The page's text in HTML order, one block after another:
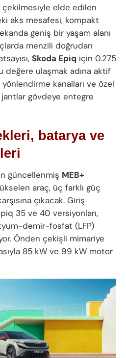
çekilmesiyle elde edilen
aks mesafesi, kompakt
geniş bir yaşam alanı
menzili doğrudan
Skoda Epiq için 0.275
değere ulaşmak adına aktif
yönlendirme kanalları ve özel
jantlar gövdeye entegre
batarya ve
güncellenmiş MEB+
araç, üç farklı güç
çıkacak. Giriş
35 ve 40 versiyonları,
demir-fosfat (LFP)
Önden çekişli mimariye
85 kW ve 99 kW motor